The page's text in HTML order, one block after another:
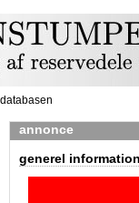
annonce
generel information